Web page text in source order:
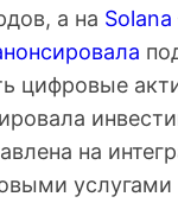
а на Solana
цифровые
на